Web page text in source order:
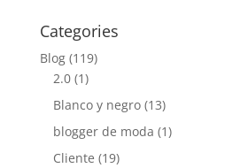
Categories
Blog(119)
2.0(1)
Blanco y negro(13)
blogger de moda (1)
Cliente (19)